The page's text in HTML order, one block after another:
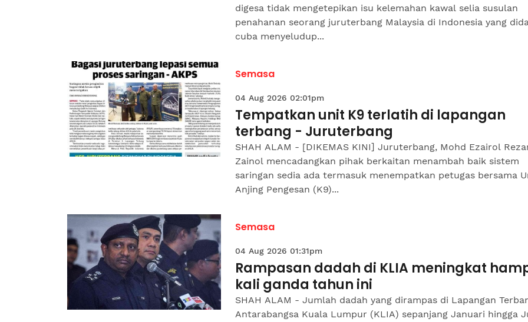
digesa tidak mengetepikan isu kelemahan kawal selia susulan
penahanan seorang juruterbang Malaysia di Indonesia yang
cuba menyeludup...
Semasa
04 Aug 2026 02:01pm
Tempatkan unit K9 terlatih di lapangan
terbang - Juruterbang
SHAH ALAM - [DIKEMAS KINI] Juruterbang, Mohd Ezairol
Zainol mencadangkan pihak berkaitan menambah baik sistem
saringan sedia ada termasuk menempatkan petugas bersama
Anjing Pengesan (K9)...
Semasa
04 Aug 2026 01:31pm
Rampasan dadah di KLIA meningkat
kali ganda tahun ini
SHAH ALAM - Jumlah dadah yang dirampas di Lapangan
Antarabangsa Kuala Lumpur (KLIA) sepanjang Januari hingga